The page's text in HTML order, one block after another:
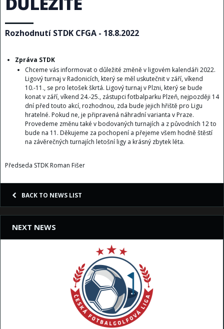
Rozhodnutí STDK CFGA - 18.8.2022
Zpráva STDK
Chceme vás informovat o důležité změně v ligovém kalendáři 2022.
Ligový turnaj v Radonicích, který se měl uskutečnit v září, víkend
10.-11., se pro letošek škrtá. Ligový turnaj v Plzni, který se bude
konat v září, víkend 24.-25., zástupci fotbalparku Plzeň, nejpozději 14
dní před touto akcí, rozhodnou, zda bude jejich hřiště pro Ligu
hratelné. Pokud ne, je připravená náhradní varianta v Praze.
Provedeme změnu také v bodovaných turnajích a z původních 12 to
bude na 11. Děkujeme za pochopení a přejeme všem hodně štěstí
na závěrečných turnajích letošní ligy a krásný zbytek léta.
Předseda STDK Roman Fišer
BACK TO NEWS LIST
NEXT NEWS